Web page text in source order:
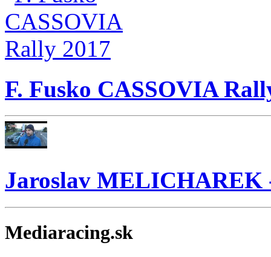
F. Fusko CASSOVIA
Jaroslav MELICHAREK
Mediaracing.sk